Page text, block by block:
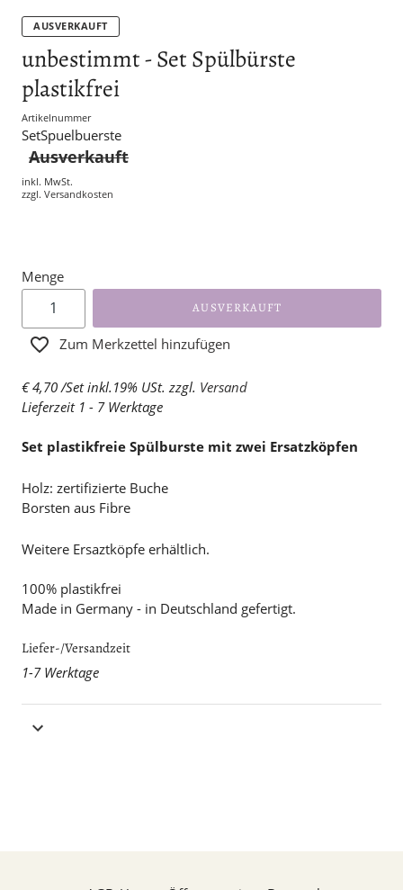
AUSVERKAUFT
unbestimmt - Set Spülbürste
plastikfrei
Artikelnummer
SetSpuelbuerste
Ausverkauft
inkl. MwSt.
zzgl. Versandkosten
Menge
AUSVERKAUFT
Zum Merkzettel hinzufügen
€ 4,70 /Set inkl.19% USt. zzgl. Versand
Lieferzeit 1 - 7 Werktage
Set plastikfreie Spülburste mit zwei Ersatzköpfen
Holz: zertifizierte Buche
Borsten aus Fibre
Weitere Ersaztköpfe erhältlich.
100% plastikfrei
Made in Germany - in Deutschland gefertigt.
Liefer-/Versandzeit
1-7 Werktage